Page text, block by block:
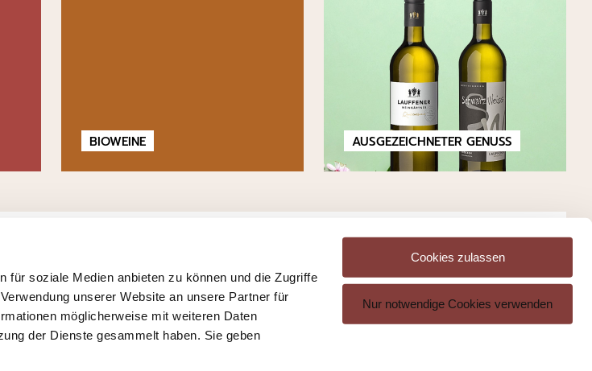
für soziale Medien anbieten zu können und die Zugriffe
unserer Website an unsere Partner für
möglicherweise mit weiteren Daten
der Dienste gesammelt haben. Sie geben
Cookies zulassen
Nur notwendige Cookies verwenden
BIOWEINE AUSGEZEICHNETER GENUSS